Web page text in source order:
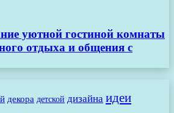
уютной гостиной комнаты
отдыха и общения с
декора детской дизайна идеи